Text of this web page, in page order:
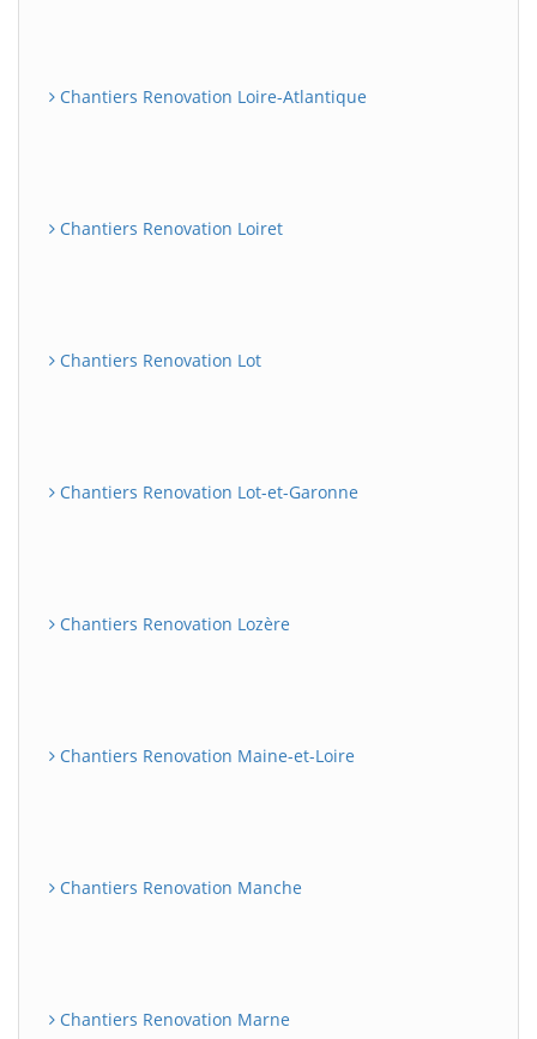
Chantiers Renovation Loire-Atlantique
Chantiers Renovation Loiret
Chantiers Renovation Lot
Chantiers Renovation Lot-et-Garonne
Chantiers Renovation Lozère
Chantiers Renovation Maine-et-Loire
Chantiers Renovation Manche
Chantiers Renovation Marne